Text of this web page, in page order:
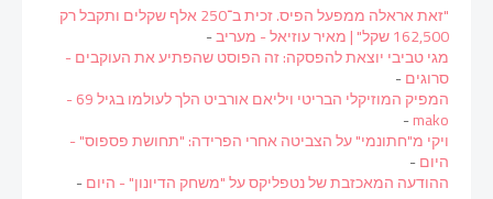
"זאת אראלה ממפעל הפיס. זכית ב־250 אלף שקלים ותקבל רק
162,500 שקל" | מאיר עוזיאל - מעריב -
מגי טביבי יוצאת להפסקה: זה הפוסט שהפתיע את העוקבים -
סרוגים-
המפיק המוזיקלי הבריטי ויליאם אורביט הלך לעולמו בגיל 69 -
mako
-
ויקי מ"חתונמי" על הצביטה אחרי הפרידה: "תחושת פספוס" -
היום-
ההודעה המאכזבת של נטפליקס על "משחק הדיונון" - היום-